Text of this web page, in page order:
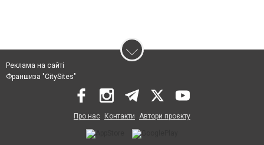
Реклама на сайті
Франшиза "CitySites"
Про нас Контакти Автори проєкту